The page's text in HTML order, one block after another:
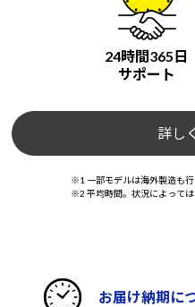
24時間365日
サポート
詳し
※1 一部モデルは海外製造も行
※2 平均時間。状況によっては
お届け納期に